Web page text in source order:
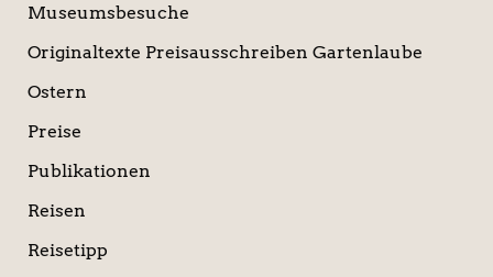
Museumsbesuche
Originaltexte Preisausschreiben Gartenlaube
Ostern
Preise
Publikationen
Reisen
Reisetipp